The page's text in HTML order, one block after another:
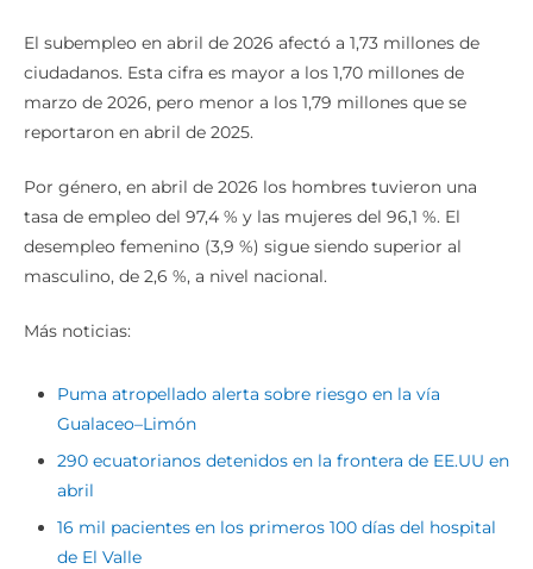
El subempleo en abril de 2026 afectó a 1,73 millones de
ciudadanos. Esta cifra es mayor a los 1,70 millones de
marzo de 2026, pero menor a los 1,79 millones que se
reportaron en abril de 2025.
Por género, en abril de 2026 los hombres tuvieron una
tasa de empleo del 97,4 % y las mujeres del 96,1 %. El
desempleo femenino (3,9 %) sigue siendo superior al
masculino, de 2,6 %, a nivel nacional.
Más noticias:
Puma atropellado alerta sobre riesgo en la vía
Gualaceo–Limón
290 ecuatorianos detenidos en la frontera de EE.UU en
abril
16 mil pacientes en los primeros 100 días del hospital
de El Valle